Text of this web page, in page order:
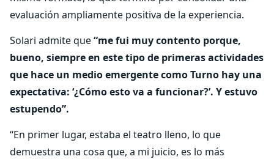
evaluación ampliamente positiva de la experiencia.
Solari admite que“me fui muy contento porque,
bueno, siempre en este tipo de primeras actividades
que hace un medio emergente como Turno hay una
expectativa: ‘¿Cómo esto va a funcionar?’. Y estuvo
estupendo”.
“En primer lugar, estaba el teatro lleno, lo que
demuestra una cosa que, a mi juicio, es lo más